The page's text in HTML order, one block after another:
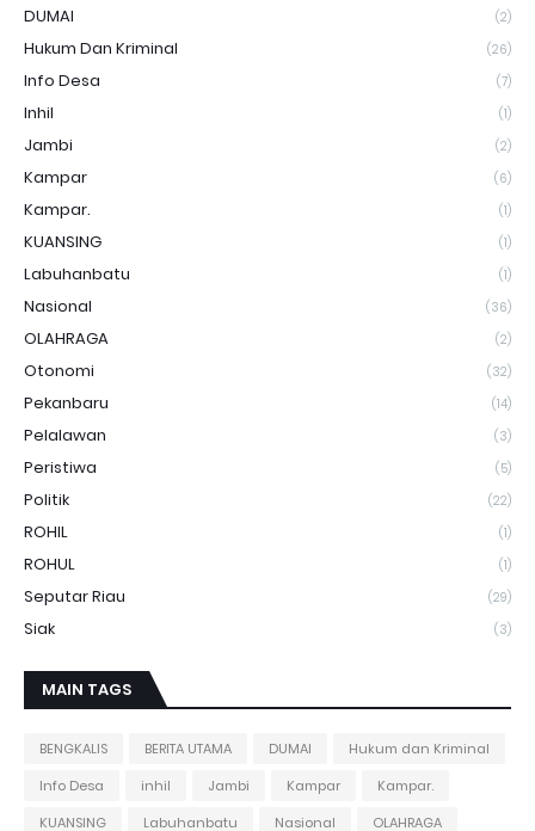
DUMAI (2)
Hukum Dan Kriminal (26)
Info Desa (7)
Inhil (1)
Jambi (2)
Kampar (6)
Kampar. (1)
KUANSING (1)
Labuhanbatu (1)
Nasional (36)
OLAHRAGA (2)
Otonomi (32)
Pekanbaru (14)
Pelalawan (3)
Peristiwa (5)
Politik (22)
ROHIL (1)
ROHUL (1)
Seputar Riau (29)
Siak (3)
MAIN TAGS
BENGKALIS BERITA UTAMA DUMAI
Hukum dan Kriminal
Info Desa
inhil Jambi Kampar
Kampar.
KUANSING
Labuhanbatu Nasional
OLAHRAGA